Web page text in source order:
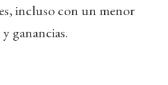
incluso con un menor
ganancias.